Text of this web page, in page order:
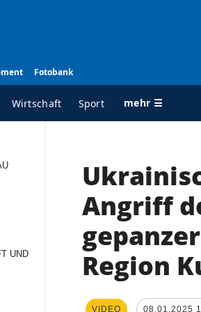
Fotobank
Wirtschaft Sport mehr ☰
RUBRIKEN
Wiederaufbau der
UND
Angriff
Region
VIDEO 08.01.2025